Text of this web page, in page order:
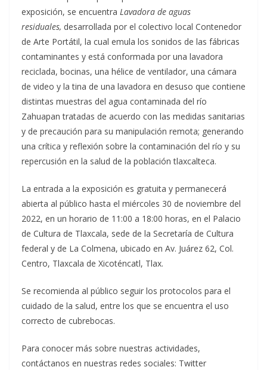
exposición, se encuentra Lavadora de aguas
residuales, desarrollada por el colectivo local Contenedor
de Arte Portátil, la cual emula los sonidos de las fábricas
contaminantes y está conformada por una lavadora
reciclada, bocinas, una hélice de ventilador, una cámara
de video y la tina de una lavadora en desuso que contiene
distintas muestras del agua contaminada del río
Zahuapan tratadas de acuerdo con las medidas sanitarias
y de precaución para su manipulación remota; generando
una crítica y reflexión sobre la contaminación del río y su
repercusión en la salud de la población tlaxcalteca.
La entrada a la exposición es gratuita y permanecerá
abierta al público hasta el miércoles 30 de noviembre del
2022, en un horario de 11:00 a 18:00 horas, en el Palacio
de Cultura de Tlaxcala, sede de la Secretaría de Cultura
federal y de La Colmena, ubicado en Av. Juárez 62, Col.
Centro, Tlaxcala de Xicoténcatl, Tlax.
Se recomienda al público seguir los protocolos para el
cuidado de la salud, entre los que se encuentra el uso
correcto de cubrebocas.
Para conocer más sobre nuestras actividades,
contáctanos en nuestras redes sociales: Twitter